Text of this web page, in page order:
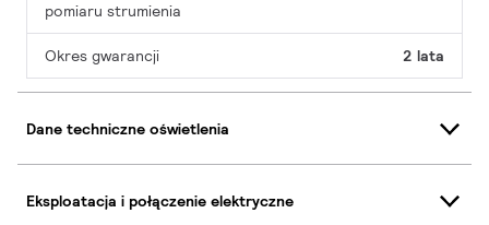
pomiaru strumienia
Okres gwarancji 2 lata
Dane techniczne oświetlenia
Eksploatacja i połączenie elektryczne